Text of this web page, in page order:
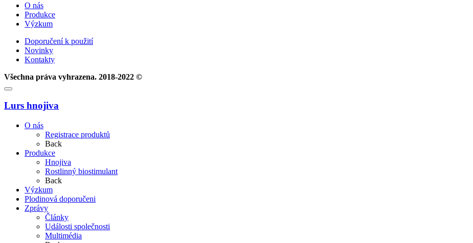
О nás
Produkce
Výzkum
Doporučení k použití
Novinky
Kontakty
Všechna práva vyhrazena. 2018-2022 ©
Lurs hnojiva
О nás
Registrace produktů
Back
Produkce
Hnojiva
Rostlinný biostimulant
Back
Výzkum
Plodinová doporučeni
Zprávy
Články
Události společnosti
Multimédia